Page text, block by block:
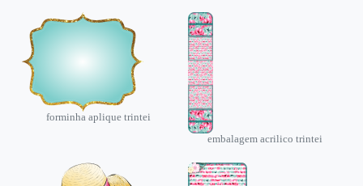
forminha aplique trintei
embalagem acrilico trintei